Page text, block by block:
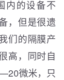
内的设备不
，但是很遗
们的隔膜产
高，同时自
微米，只